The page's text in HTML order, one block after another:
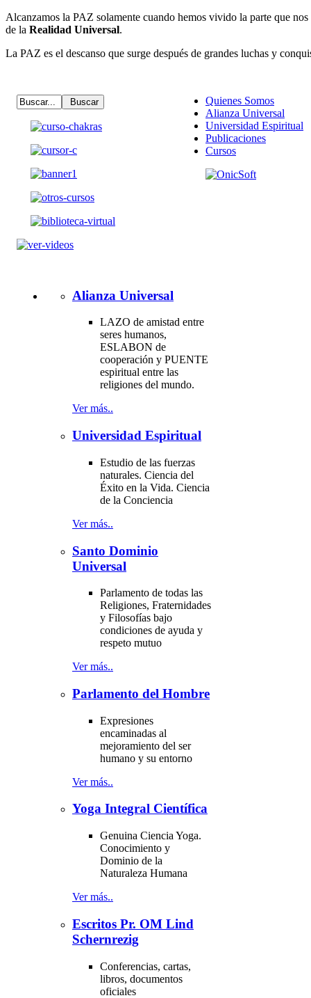
Alcanzamos la PAZ solamente cuando hemos vivido la parte que
de la Realidad Universal.
La PAZ es el descanso que surge después de grandes luchas y
Alianza Universal
LAZO de amistad entre
seres humanos,
ESLABON de
cooperación y PUENTE
espiritual entre las
religiones del mundo.
Ver más..
Universidad Espiritual
Estudio de las fuerzas
naturales. Ciencia del
Éxito en la Vida. Ciencia
de la Conciencia
Ver más..
Santo Dominio
Universal
Parlamento de todas las
Religiones, Fraternidades
y Filosofías bajo
condiciones de ayuda y
respeto mutuo
Ver más..
Parlamento del Hombre
Expresiones
encaminadas al
mejoramiento del ser
humano y su entorno
Ver más..
Yoga Integral Científica
Genuina Ciencia Yoga.
Conocimiento y
Dominio de la
Naturaleza Humana
Ver más..
Escritos Pr. OM Lind
Schernrezig
Conferencias, cartas,
libros, documentos
oficiales
Quienes Somos
Alianza Universal
Universidad Espiritual
Publicaciones
Cursos